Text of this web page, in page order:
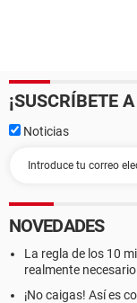
¡SUSCRÍBETE
Noticias
NOVEDADES
La regla de los 10
realmente
¡No caigas! Así es